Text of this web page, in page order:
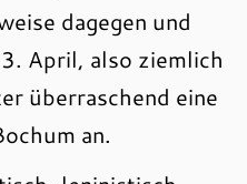
dagegen und
April, also ziemlich
überraschend eine
an.